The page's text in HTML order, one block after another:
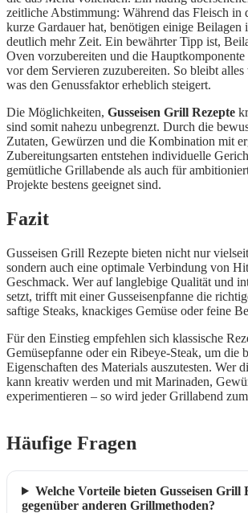
zeitliche Abstimmung: Während das Fleisch in
kurze Gardauer hat, benötigen einige Beilagen
deutlich mehr Zeit. Ein bewährter Tipp ist,
Oven vorzubereiten und die
vor dem Servieren zuzubereiten. So bleibt
was den Genussfaktor erheblich steigert.
Die Möglichkeiten, Gusseisen Grill Rezepte
sind somit nahezu unbegrenzt. Durch die
Zutaten, Gewürzen und die Kombination mit
Zubereitungsarten entstehen individuelle
gemütliche Grillabende als auch für
Projekte bestens geeignet sind.
Fazit
Gusseisen Grill Rezepte bieten nicht nur
sondern auch eine optimale Verbindung von
Geschmack. Wer auf langlebige Qualität und
setzt, trifft mit einer Gusseisenpfanne die
saftige Steaks, knackiges Gemüse oder feine
Für den Einstieg empfehlen sich klassische
Gemüsepfanne oder ein Ribeye-Steak, um die
Eigenschaften des Materials auszutesten. Wer
kann kreativ werden und mit Marinaden,
experimentieren – so wird jeder Grillabend
Häufige Fragen
Welche Vorteile bieten Gusseisen Grill
gegenüber anderen Grillmethoden?